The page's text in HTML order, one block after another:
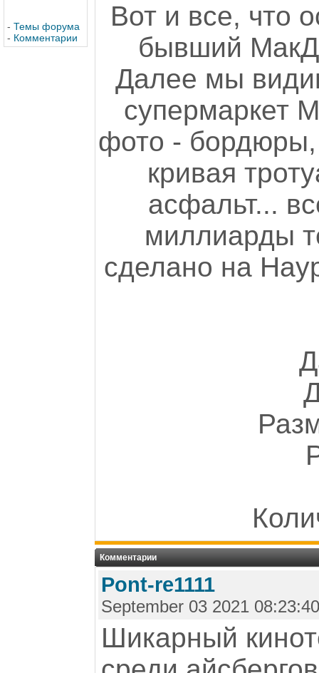
- Темы форума
- Комментарии
Вот и все, что
бывший
Далее мы
супермаркет
фото - бордюры,
кривая
асфальт...
миллиарды
сделано на
Комментарии
Pont-re1111
September 03 2021 08:23:40
Шикарный